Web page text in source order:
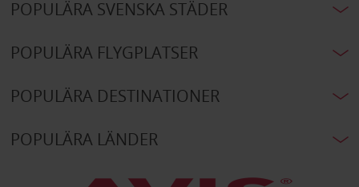
POPULÄRA SVENSKA STÄDER
POPULÄRA FLYGPLATSER
POPULÄRA DESTINATIONER
POPULÄRA LÄNDER